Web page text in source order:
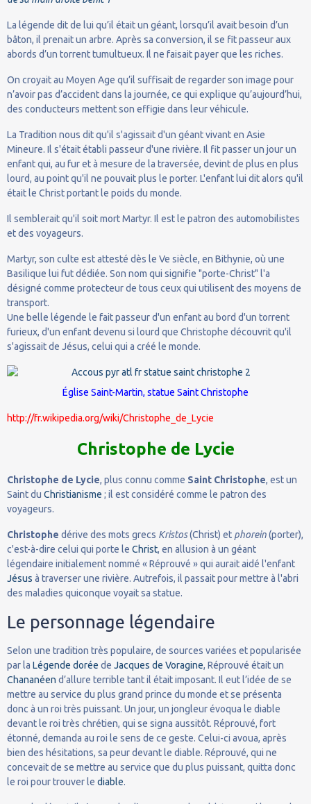
La légende dit de lui qu’il était un géant, lorsqu’il avait besoin d’un
bâton, il prenait un arbre. Après sa conversion, il se fit passeur aux
abords d’un torrent tumultueux. Il ne faisait payer que les riches.
On croyait au Moyen Age qu’il suffisait de regarder son image pour
n’avoir pas d’accident dans la journée, ce qui explique qu’aujourd’hui,
des conducteurs mettent son effigie dans leur véhicule.
La Tradition nous dit qu'il s'agissait d'un géant vivant en Asie
Mineure. Il s'était établi passeur d'une rivière. Il fit passer un jour un
enfant qui, au fur et à mesure de la traversée, devint de plus en plus
lourd, au point qu'il ne pouvait plus le porter. L'enfant lui dit alors qu'il
était le Christ portant le poids du monde.
Il semblerait qu'il soit mort Martyr. Il est le patron des automobilistes
et des voyageurs.
Martyr, son culte est attesté dès le Ve siècle, en Bithynie, où une
Basilique lui fut dédiée. Son nom qui signifie "porte-Christ" l'a
désigné comme protecteur de tous ceux qui utilisent des moyens de
transport.
Une belle légende le fait passeur d'un enfant au bord d'un torrent
furieux, d'un enfant devenu si lourd que Christophe découvrit qu'il
s'agissait de Jésus, celui qui a créé le monde.
Église Saint-Martin, statue Saint Christophe
http://fr.wikipedia.org/wiki/Christophe_de_Lycie
Christophe de Lycie
Christophe de Lycie, plus connu comme Saint Christophe, est un
Saint du Christianisme ; il est considéré comme le patron des
voyageurs.
Christophe dérive des mots grecs Kristos(Christ) et phorein(porter),
c'est-à-dire celui qui porte le Christ, en allusion à un géant
légendaire initialement nommé « Réprouvé » qui aurait aidé l'enfant
Jésus à traverser une rivière. Autrefois, il passait pour mettre à l'abri
des maladies quiconque voyait sa statue.
Le personnage légendaire
Selon une tradition très populaire, de sources variées et popularisée
par la Légende dorée de Jacques de Voragine, Réprouvé était un
Chananéen d’allure terrible tant il était imposant. Il eut l’idée de se
mettre au service du plus grand prince du monde et se présenta
donc à un roi très puissant. Un jour, un jongleur évoqua le diable
devant le roi très chrétien, qui se signa aussitôt. Réprouvé, fort
étonné, demanda au roi le sens de ce geste. Celui-ci avoua, après
bien des hésitations, sa peur devant le diable. Réprouvé, qui ne
concevait de se mettre au service que du plus puissant, quitta donc
le roi pour trouver le diable.